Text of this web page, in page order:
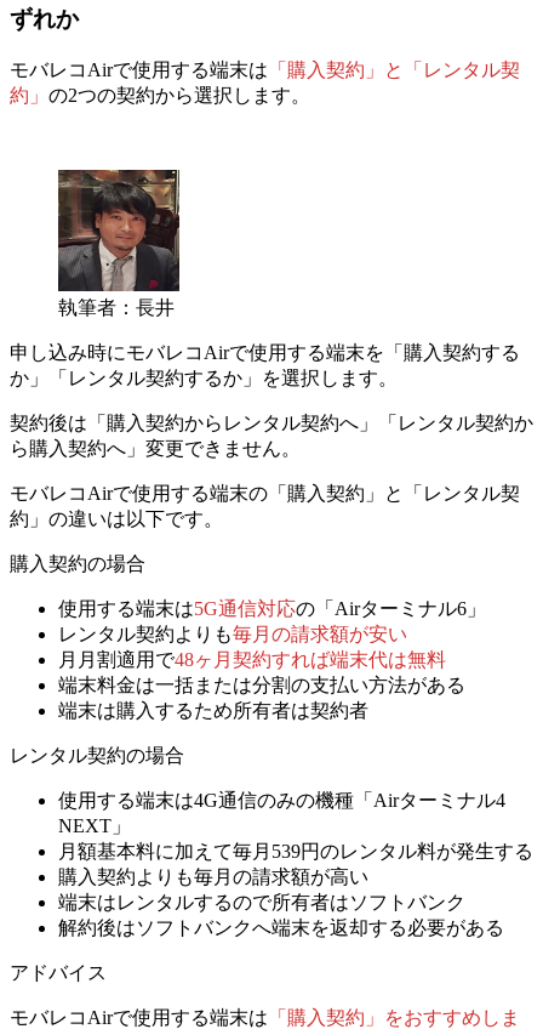
ずれか
モバレコAirで使用する端末は 「購入契約」と「レンタル契
約」 の2つの契約から選択します。
執筆者：長井
申し込み時にモバレコAirで使用する端末を「購入契約する
か」「レンタル契約するか」を選択します。
契約後は「購入契約からレンタル契約へ」「レンタル契約か
ら購入契約へ」変更できません。
モバレコAirで使用する端末の「購入契約」と「レンタル契
約」の違いは以下です。
購入契約の場合
使用する端末は5G通信対応の「Airターミナル6」
レンタル契約よりも毎月の請求額が安い
月月割適用で48ヶ月契約すれば端末代は無料
端末料金は一括または分割の支払い方法がある
端末は購入するため所有者は契約者
レンタル契約の場合
使用する端末は4G通信のみの機種「Airターミナル4
NEXT」
月額基本料に加えて毎月539円のレンタル料が発生する
購入契約よりも毎月の請求額が高い
端末はレンタルするので所有者はソフトバンク
解約後はソフトバンクへ端末を返却する必要がある
アドバイス
モバレコAirで使用する端末は 「購入契約」をおすすめしま